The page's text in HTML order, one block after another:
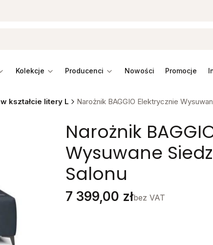
kolekcje producenci promocje
w kształcie litery L Narożnik BAGGIO Elektrycznie
Narożnik
Wysuwane
Salonu
Cena
7 399,00 złbez VAT